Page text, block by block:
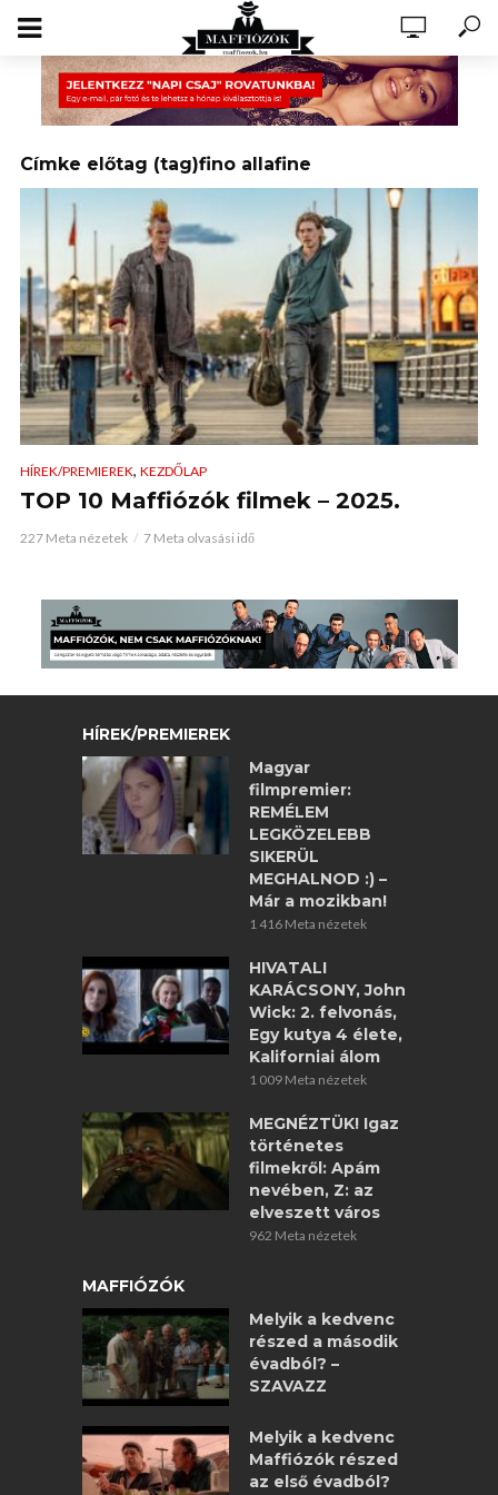
Címke előtag (tag)fino allafine
HÍREK/PREMIEREK, KEZDŐLAP
TOP 10 Maffiózók filmek – 2025.
227 Meta nézetek 7 Meta olvasási idő
HÍREK/PREMIEREK
Magyar
filmpremier:
REMÉLEM
LEGKÖZELEBB
SIKERÜL
MEGHALNOD :) –
Már a mozikban!
1 416 Meta nézetek
HIVATALI
KARÁCSONY, John
Wick: 2. felvonás,
Egy kutya 4 élete,
Kaliforniai álom
1 009 Meta nézetek
MEGNÉZTÜK! Igaz
történetes
filmekről: Apám
nevében, Z: az
elveszett város
962 Meta nézetek
MAFFIÓZÓK
Melyik a kedvenc
részed a második
évadból? –
SZAVAZZ
Melyik a kedvenc
Maffiózók részed
az első évadból?